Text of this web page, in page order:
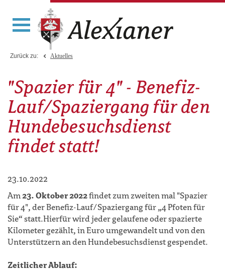
Zurück zu: Aktuelles
"Spazier für 4" - Benefiz-
Lauf/Spaziergang für den
Hundebesuchsdienst
findet statt!
23.10.2022
Am23. Oktober 2022findet zum zweiten mal "Spazier
für 4", der Benefiz-Lauf/Spaziergang für „4 Pfoten für
Sie“ statt.Hierfür wird jeder gelaufene oder spazierte
Kilometer gezählt, in Euro umgewandelt und von den
Unterstützern an den Hundebesuchsdienst gespendet.
Zeitlicher Ablauf: